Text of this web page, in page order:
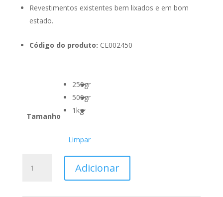
Revestimentos existentes bem lixados e em bom
estado.
Código do produto: CE002450
Tamanho
250gr
500gr
1kg
Limpar
Adicionar